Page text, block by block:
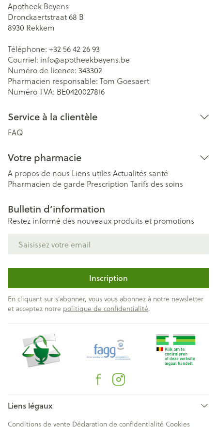
Apotheek Beyens
Dronckaertstraat 68 B
8930 Rekkem
Téléphone: +32 56 42 26 93
Courriel: info@apotheekbeyens.be
Numéro de licence: 343302
Pharmacien responsable: Tom Goesaert
Numéro TVA: BE0420027816
Service à la clientèle
FAQ
Votre pharmacie
A propos de nous Liens utiles Actualités santé
Pharmacien de garde Prescription Tarifs des soins
Bulletin d’information
Restez informé des nouveaux produits et promotions
Inscription
En cliquant sur s'abonner, vous vous abonnez à notre newsletter
et acceptez notre politique de confidentialité.
Liens légaux
Conditions de vente Déclaration de confidentialité Cookies